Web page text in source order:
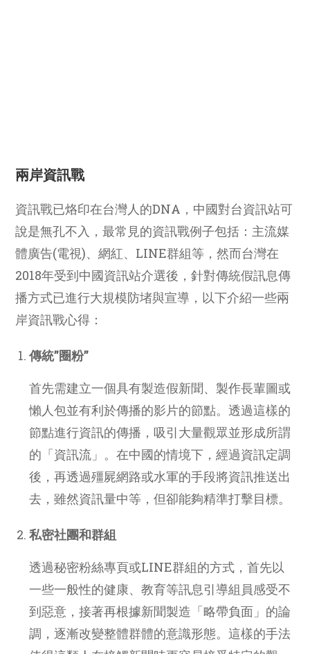
兩岸資訊戰
資訊戰已烙印在台灣人的DNA，中國對台資訊站可
說是無孔不入，最常見的資訊戰例子包括：主流媒
體廣告(電視)、網紅、LINE群組等，然而台灣在
2018年受到中國資訊站介選後，針對傳統假訊息傳
播方式已進行大規模防堵與宣導，以下介紹一些兩
岸資訊戰心得：
傳統”圈粉”
首先需建立一個具有製造假新聞、製作長輩圖或
懶人包並有利於傳播的影片的節點。透過這樣的
節點進行資訊的傳播，吸引大量觀眾並形成所謂
的「資訊流」。在中國的情境下，經過資訊定調
後，再透過殭屍網路或水軍的手段將資訊推送出
去，雖然資訊量中等，但卻能夠精準打擊目標。
私密社團和群組
透過秘密粉絲專頁或LINE群組的方式，首先以
一些一般性的健康、教育等訊息引導組員感受不
到惡意，接著再根據新聞製造「略帶負面」的論
調，逐漸改變整體群體的意識形態。這樣的手法